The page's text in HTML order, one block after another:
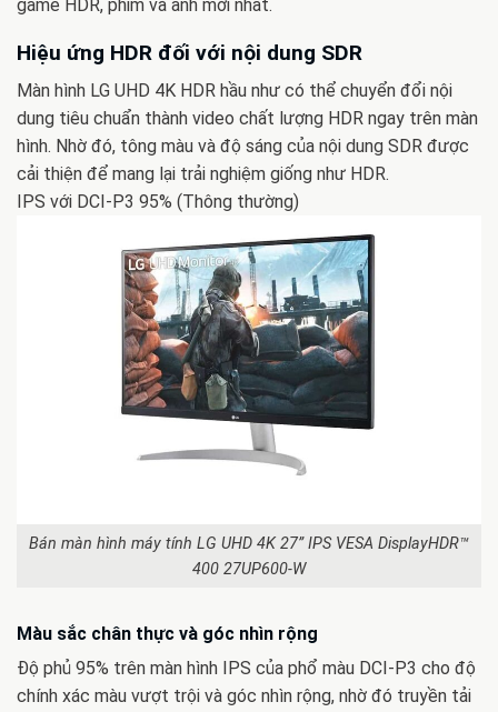
game HDR, phim và ảnh mới nhất.
Hiệu ứng HDR đối với nội dung SDR
Màn hình LG UHD 4K HDR hầu như có thể chuyển đổi nội
dung tiêu chuẩn thành video chất lượng HDR ngay trên màn
hình. Nhờ đó, tông màu và độ sáng của nội dung SDR được
cải thiện để mang lại trải nghiệm giống như HDR.
IPS với DCI-P3 95% (Thông thường)
Bán màn hình máy tính LG UHD 4K 27” IPS VESA DisplayHDR™
400 27UP600-W
Màu sắc chân thực và góc nhìn rộng
Độ phủ 95% trên màn hình IPS của phổ màu DCI-P3 cho độ
chính xác màu vượt trội và góc nhìn rộng, nhờ đó truyền tải